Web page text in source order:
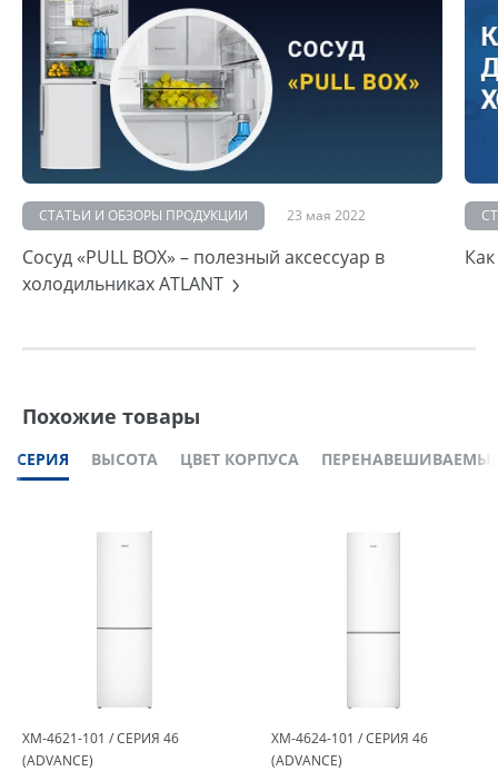
СТАТЬИ И ОБЗОРЫ ПРОДУКЦИИ 23 мая 2022
Сосуд «PULL BOX» – полезный аксессуар в
холодильниках ATLANT
Похожие товары
СЕРИЯ ВЫСОТА ЦВЕТ КОРПУСА
ХМ-4621-101 / СЕРИЯ 46
(ADVANCE)
ХМ-4624-101 / СЕРИЯ 46
(ADVANCE)